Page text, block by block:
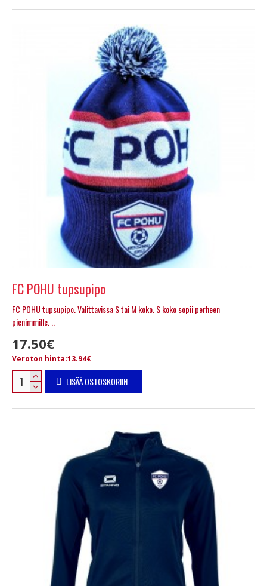
FC POHU tupsupipo
FC POHU tupsupipo. Valittavissa S tai M koko. S koko sopii perheen
pienimmille. ..
17.50€
Veroton hinta:13.94€
LISÄÄ OSTOSKORIIN